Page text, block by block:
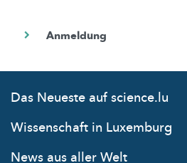
Das Neueste auf science.lu
Wissenschaft in Luxemburg
News aus aller Welt